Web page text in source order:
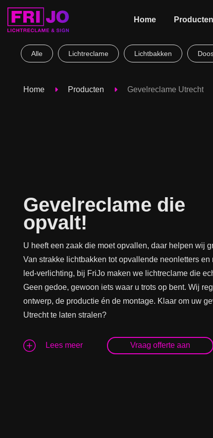
Home Producten
Alle Lichtreclame Lichtbakken
Home Producten Gevelreclame Utrecht
Gevelreclame die
opvalt!
U heeft een zaak die moet opvallen, daar helpen wij
Van strakke lichtbakken tot opvallende neonletters en
led-verlichting, bij FriJo maken we lichtreclame die
Geen gedoe, gewoon iets waar u trots op bent. Wij
ontwerp, de productie én de montage. Klaar om uw
Utrecht te laten stralen?
Lees meer Vraag offerte aan